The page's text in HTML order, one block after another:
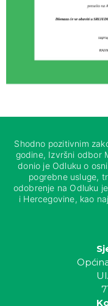
Shodno pozitivnim
godine, Izvršni odbor
donio je Odluku o
pogrebne usluge,
odobrenje na Odluku
i Hercegovine, kao